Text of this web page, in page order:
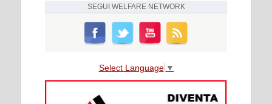
SEGUI WELFARE NETWORK
Select Language ▼